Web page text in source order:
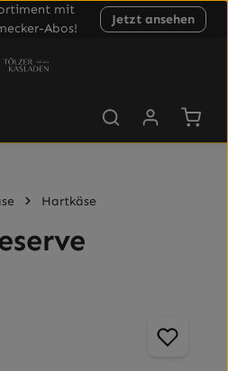
mit
Abos!
Jetzt ansehen
Hartkäse